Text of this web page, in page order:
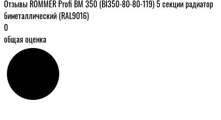
Отзывы ROMMER Profi BM 350 (BI350-80-80-119) 5 секции радиатор
биметаллический (RAL9016)
0
общая оценка